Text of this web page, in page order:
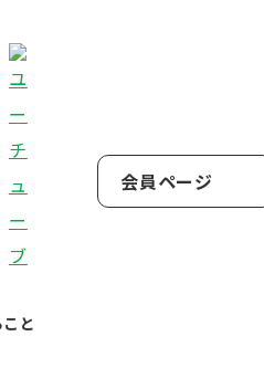
と
会員ページ